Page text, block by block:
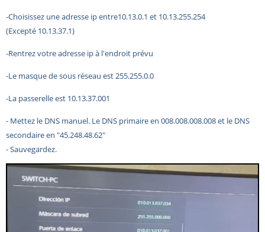
-Choisissez une adresse ip entre10.13.0.1 et 10.13.255.254
(Excepté 10.13.37.1)
-Rentrez votre adresse ip à l'endroit prévu
-Le masque de sous réseau est 255.255.0.0
-La passerelle est 10.13.37.001
- Mettez le DNS manuel. Le DNS primaire en 008.008.008.008 et le DNS
secondaire en "45.248.48.62"
- Sauvegardez.